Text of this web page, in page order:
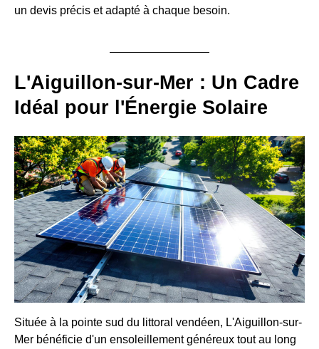
un devis précis et adapté à chaque besoin.
L'Aiguillon-sur-Mer : Un Cadre
Idéal pour l'Énergie Solaire
Située à la pointe sud du littoral vendéen, L'Aiguillon-sur-
Mer bénéficie d'un ensoleillement généreux tout au long